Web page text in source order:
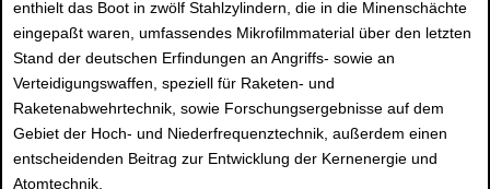
enthielt das Boot in zwölf Stahlzylindern, die in die Minenschächte
eingepaßt waren, umfassendes Mikrofilmmaterial über den letzten
Stand der deutschen Erfindungen an Angriffs- sowie an
Verteidigungswaffen, speziell für Raketen- und
Raketenabwehrtechnik, sowie Forschungsergebnisse auf dem
Gebiet der Hoch- und Niederfrequenztechnik, außerdem einen
entscheidenden Beitrag zur Entwicklung der Kernenergie und
Atomtechnik.